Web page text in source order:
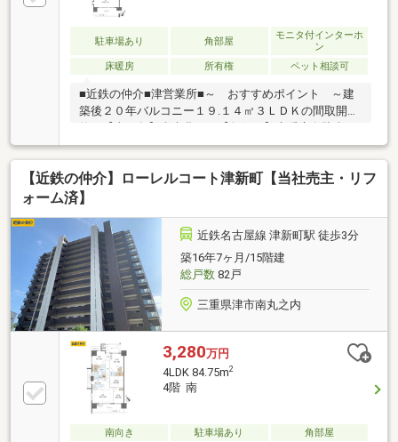
駐車場あり 角部屋
モニタ付インターホ
ン
床暖房
所有権 ペット相談可
■近鉄の仲介■津営業所■～ おすすめポイント ～建
築後２０年バルコニー１９.１４㎡３ＬＤＫの間取開放
台可ペット【飼育可】（管理規約に準ずる）【窓ある
浴室】の開放感■近鉄の仲介■津営業所■陽光あふれる
南西角の3LDK、広々バルコニーで家族の時間が伸びや
かに広がる。 築20年の風格と床暖房が織りなす、穏や
ぎを豊かにする。 徒歩圏に生活利便と医療が揃い、子
育て世代に安心を添える。 ペットと共に紡ぐ、上質な
体験を日々に。
【近鉄の仲介】ローレルコート津新町【当社売主・リフ
ォーム済】
近鉄名古屋線 津新町駅 徒歩3分
築16年7ヶ月/15階建
総戸数82戸
三重県津市南丸之内
3,280万円
4LDK 84.75m2
4階 南
南向き 駐車場あり
角部屋